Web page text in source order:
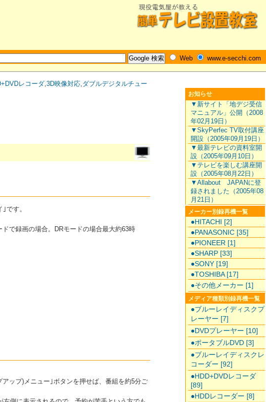
Web www.e-secchi.com
レコーダ,3D映像対応,ダブルデジタルチュー
です。
で録画の場合。DRモードの場合最大約63時
ップ)メニュー｣ボタンを押せば、番組を約5分ご
お知らせ
▼新サイト「地デジ受信
マニュアル」公開（2008
年02月19日）
▼SkyPerfec TV取付講座
開設（2005年09月19日）
▼最新テレビの資料室開
設（2005年09月10日）
▼テレビを楽しむ講座開
設（2005年08月22日）
▼Allabout JAPANに登
録されました（2005年08
月21日）
メーカー別録再機一覧
●HITACHI [2]
●PANASONIC [35]
●PIONEER [1]
●SHARP [33]
●SONY [19]
●TOSHIBA [17]
●その他メーカー [1]
メディア種類別録再機一覧
●ブルーレイディスクプ
レーヤー [7]
●DVDプレーヤー [10]
●ポータブルDVD [3]
●ブルーレイディスクレ
コーダー [92]
●HDD+DVDレコーダ
[89]
●HDDレコーダー [8]